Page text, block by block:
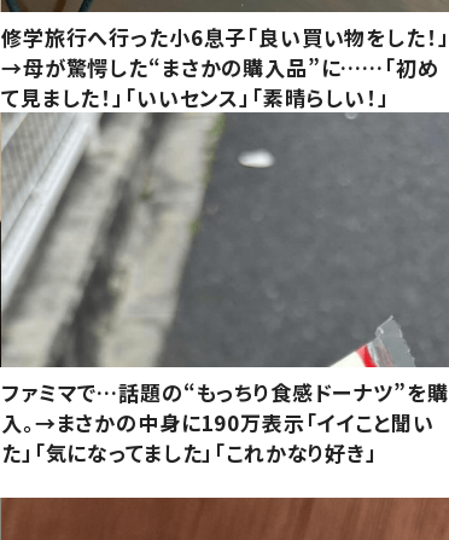
修学旅行へ行った小6息子「良い買い物をした！」
→母が驚愕した“まさかの購入品”に……「初め
て見ました！」「いいセンス」「素晴らしい！」
ファミマで…話題の“もっちり食感ドーナツ”を購
入。→まさかの中身に190万表示「イイこと聞い
た」「気になってました」「これかなり好き」